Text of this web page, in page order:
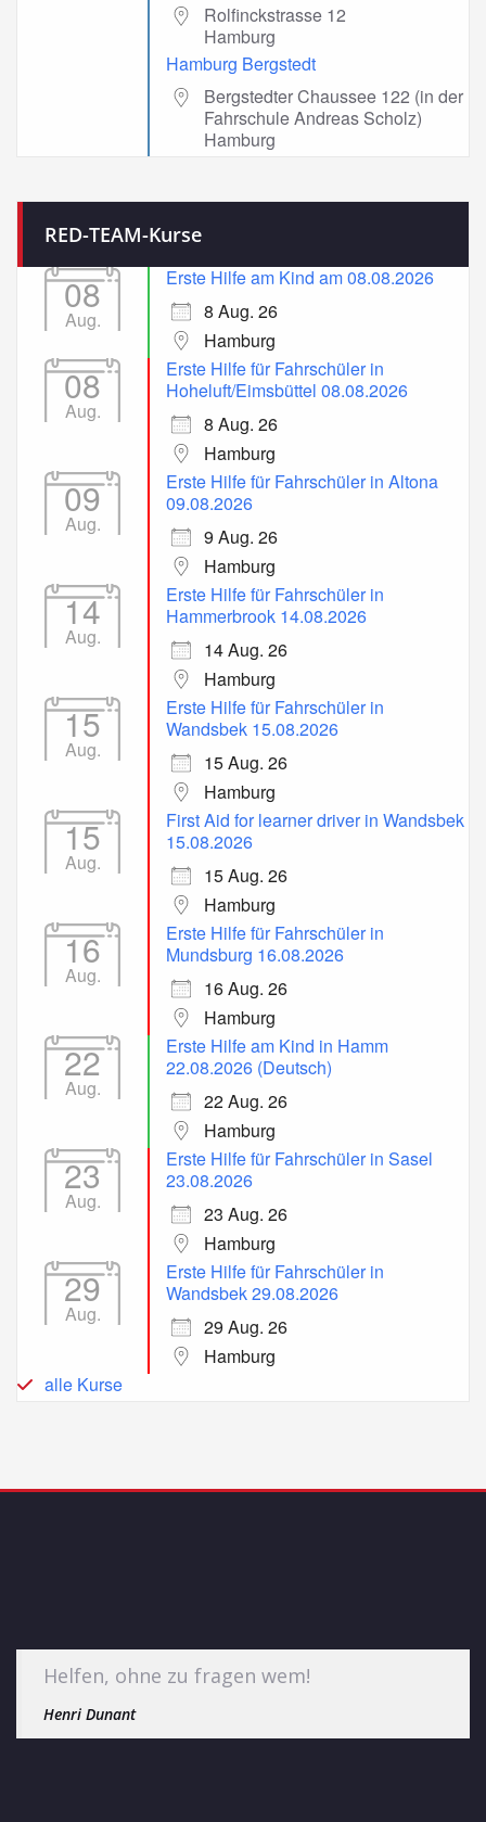
Rolfinckstrasse 12
Hamburg
Hamburg Bergstedt
Bergstedter Chaussee 122 (in der
Fahrschule Andreas Scholz)
Hamburg
RED-TEAM-Kurse
08
Aug.
Erste Hilfe am Kind am 08.08.2026
8 Aug. 26
Hamburg
08
Aug.
Erste Hilfe für Fahrschüler in
Hoheluft/Eimsbüttel 08.08.2026
8 Aug. 26
Hamburg
09
Aug.
Erste Hilfe für Fahrschüler in Altona
09.08.2026
9 Aug. 26
Hamburg
14
Aug.
Erste Hilfe für Fahrschüler in
Hammerbrook 14.08.2026
14 Aug. 26
Hamburg
15
Aug.
Erste Hilfe für Fahrschüler in
Wandsbek 15.08.2026
15 Aug. 26
Hamburg
15
Aug.
First Aid for learner driver in Wandsbek
15.08.2026
15 Aug. 26
Hamburg
16
Aug.
Erste Hilfe für Fahrschüler in
Mundsburg 16.08.2026
16 Aug. 26
Hamburg
22
Aug.
Erste Hilfe am Kind in Hamm
22.08.2026 (Deutsch)
22 Aug. 26
Hamburg
23
Aug.
Erste Hilfe für Fahrschüler in Sasel
23.08.2026
23 Aug. 26
Hamburg
29
Aug.
Erste Hilfe für Fahrschüler in
Wandsbek 29.08.2026
29 Aug. 26
Hamburg
alle Kurse
Helfen, ohne zu fragen wem!
Henri Dunant